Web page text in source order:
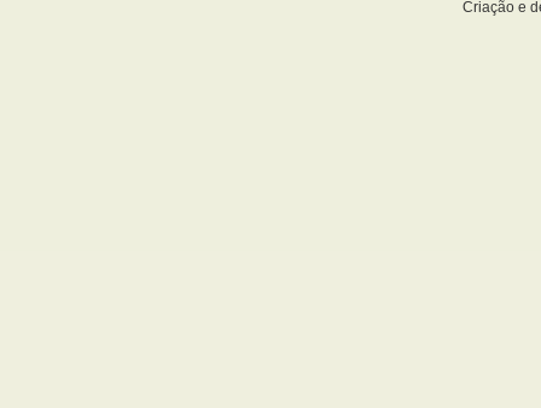
Criação e